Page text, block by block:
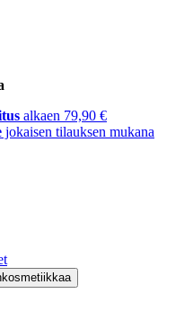
alkaen 79,90 €
jokaisen tilauksen mukana